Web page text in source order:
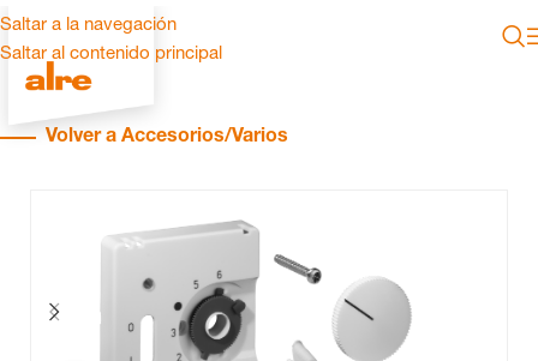
Saltar a la navegación
Saltar al contenido principal
Volver a Accesorios/Varios